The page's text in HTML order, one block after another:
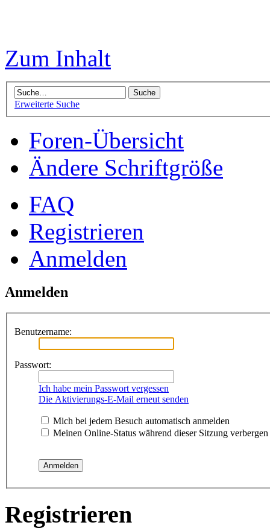
Zum Inhalt
Erweiterte Suche
Foren-Übersicht
Ändere Schriftgröße
FAQ
Registrieren
Anmelden
Anmelden
Benutzername:
Passwort:
Ich habe mein Passwort vergessen
Die Aktivierungs-E-Mail erneut senden
Mich bei jedem Besuch automatisch anmelden
Meinen Online-Status während dieser Sitzung verbergen
Registrieren